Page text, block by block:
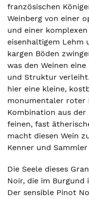
französischen
Weinberg von einer
und einer
eisenhaltigem Lehm
kargen Böden
was den Weinen
und Struktur
hier eine kleine,
monumentaler roter
Kombination aus
feinen, fast
macht diesen Wein
Kenner und
Die Seele dieses
Noir, die im
Der sensible Pinot